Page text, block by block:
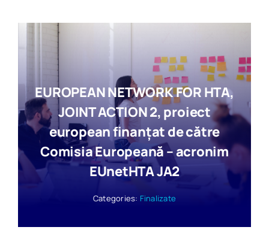
EUROPEAN NETWORK FOR HTA,
JOINT ACTION 2, proiect
european finanțat de către
Comisia Europeană – acronim
EUnetHTA JA2
Categories: Finalizate